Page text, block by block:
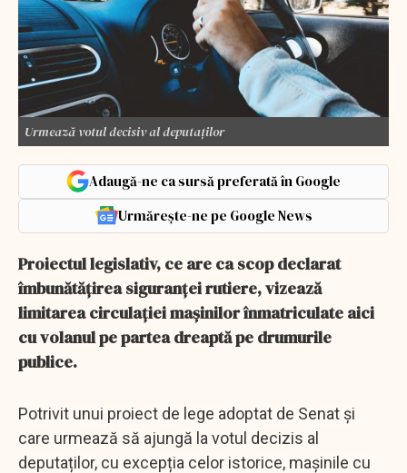
Urmează votul decisiv al deputaților
Adaugă-ne ca sursă preferată în Google
Urmărește-ne pe Google News
Proiectul legislativ, ce are ca scop declarat
îmbunătăţirea siguranţei rutiere, vizează
limitarea circulației mașinilor înmatriculate aici
cu volanul pe partea dreaptă pe drumurile
publice.
Potrivit unui proiect de lege adoptat de Senat și
care urmează să ajungă la votul decizis al
deputaților, cu excepția celor istorice, mașinile cu